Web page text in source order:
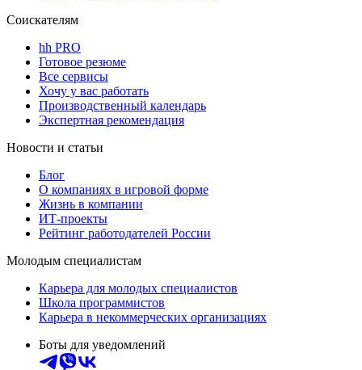
Соискателям
hh PRO
Готовое резюме
Все сервисы
Хочу у вас работать
Производственный календарь
Экспертная рекомендация
Новости и статьи
Блог
О компаниях в игровой форме
Жизнь в компании
ИТ-проекты
Рейтинг работодателей России
Молодым специалистам
Карьера для молодых специалистов
Школа программистов
Карьера в некоммерческих организациях
Боты для уведомлений